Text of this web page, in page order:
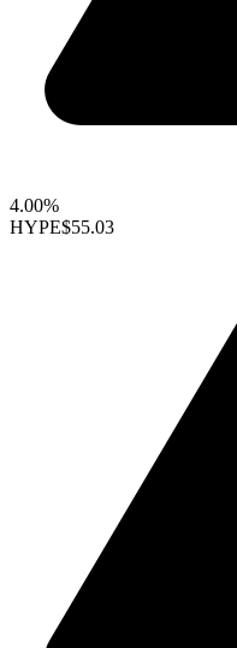
4.00%
HYPE$55.03